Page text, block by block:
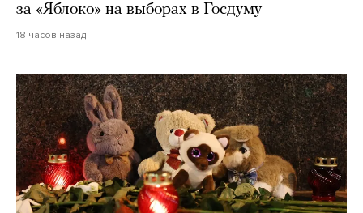
за «Яблоко» на выборах в Госдуму
18 часов назад